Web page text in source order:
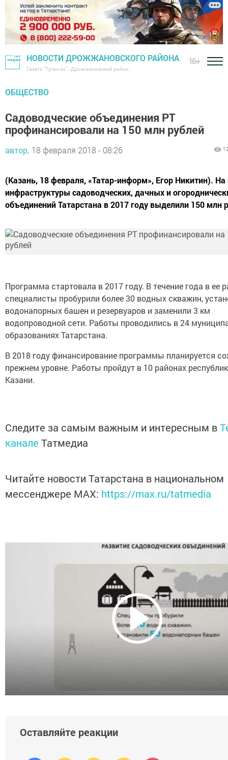
НОВОСТИ ДРОЖЖАНОВСКОГО РАЙОНА
Газета "Туган як" - Дрожжановский район
16+
ОБЩЕСТВО
Садоводческие объединения РТ
профинансировали на 150 млн рублей
автор, 18 февраля 2018 - 08:26
(Казань, 18 февраля, «Татар-информ», Егор Никитин). На
инфраструктуры садоводческих, дачных и
объединений Татарстана в 2017 году выделили 150 млн
Программа стартовала в 2017 году. В течение года в ее
специалисты пробурили более 30 водных скважин,
водонапорных башен и резервуаров и заменили 3 км
водопроводной сети. Работы проводились в 24
образованиях Татарстана.
В 2018 году финансирование программы планируется
прежнем уровне. Работы пройдут в 10 районах
Казани.
Следите за самым важным и интересным в
канале Татмедиа
Читайте новости Татарстана в национальном
мессенджере MАХ: https://max.ru/tatmedia
Оставляйте реакции